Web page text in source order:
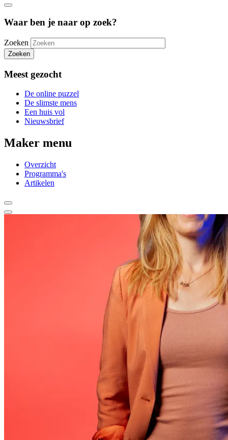
Waar ben je naar op zoek?
Zoeken
Zoeken
Meest gezocht
De online puzzel
De slimste mens
Een huis vol
Nieuwsbrief
Maker menu
Overzicht
Programma's
Artikelen